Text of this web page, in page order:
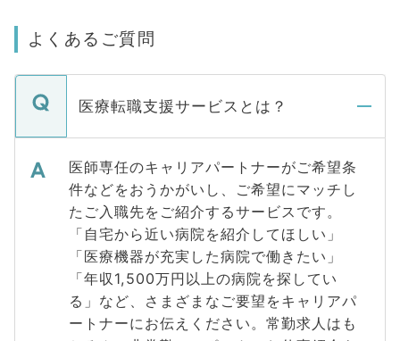
よくあるご質問
医療転職支援サービスとは？
医師専任のキャリアパートナーがご希望条
件などをおうかがいし、ご希望にマッチし
たご入職先をご紹介するサービスです。
「自宅から近い病院を紹介してほしい」
「医療機器が充実した病院で働きたい」
「年収1,500万円以上の病院を探してい
る」など、さまざまなご要望をキャリアパ
ートナーにお伝えください。常勤求人はも